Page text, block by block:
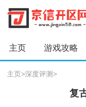
主页 游戏攻略
主页>深度评测>
复